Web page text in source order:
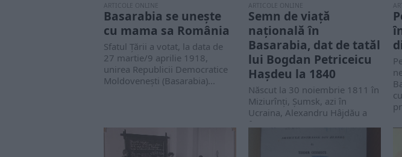
ARTICOLE ONLINE
Basarabia se unește
cu mama sa România
Sfatul Țării a votat, la data de
27 martie/9 aprilie 1918,
unirea Republicii Democratice
Moldovenești (Basarabia)...
ARTICOLE ONLINE
Semn de viață
națională în
Basarabia, dat de tatăl
lui Bogdan Petriceicu
Hașdeu la 1840
Născut la 30 noiembrie 1811 în
Miziurînți, Șumsk, azi în
Ucraina, Alexandru Hâjdău a
fost un...